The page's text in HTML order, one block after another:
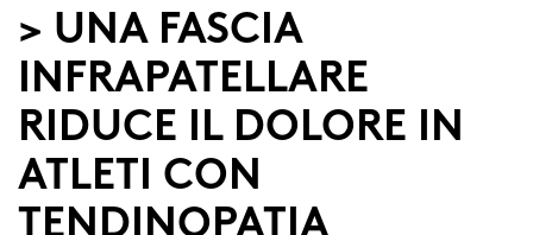
Aziendali
Informazioni sulla nostra azienda
Ricerca e Sviluppo
Notizie e media
> UNA FASCIA
INFRAPATELLARE
RIDUCE IL DOLORE IN
ATLETI CON
TENDINOPATIA